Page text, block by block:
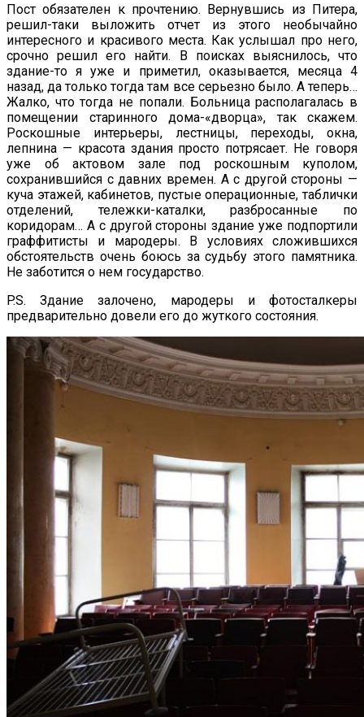
Пост обязателен к прочтению. Вернувшись из Питера,
решил-таки выложить отчет из этого необычайно
интересного и красивого места. Как услышал про него,
срочно решил его найти. В поисках выяснилось, что
здание-то я уже и приметил, оказывается, месяца 4
назад, да только тогда там все серьезно было. А теперь…
Жалко, что тогда не попали. Больница располагалась в
помещении старинного дома-«дворца», так скажем.
Роскошные интерьеры, лестницы, переходы, окна,
лепнина — красота здания просто потрясает. Не говоря
уже об актовом зале под роскошным куполом,
сохранившийся с давних времен. А с другой стороны —
куча этажей, кабинетов, пустые операционные, таблички
отделений, тележки-каталки, разбросанные по
коридорам… А с другой стороны здание уже подпортили
граффитисты и мародеры. В условиях сложившихся
обстоятельств очень боюсь за судьбу этого памятника.
Не заботится о нем государство.
P.S. Здание залочено, мародеры и фотосталкеры
предварительно довели его до жуткого состояния.